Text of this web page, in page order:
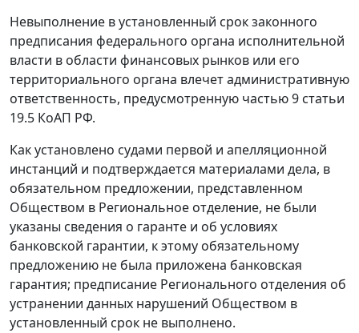
Невыполнение в установленный срок законного
предписания федерального органа исполнительной
власти в области финансовых рынков или его
территориального органа влечет административную
ответственность, предусмотренную частью 9 статьи
19.5 КоАП РФ.
Как установлено судами первой и апелляционной
инстанций и подтверждается материалами дела, в
обязательном предложении, представленном
Обществом в Региональное отделение, не были
указаны сведения о гаранте и об условиях
банковской гарантии, к этому обязательному
предложению не была приложена банковская
гарантия; предписание Регионального отделения об
устранении данных нарушений Обществом в
установленный срок не выполнено.